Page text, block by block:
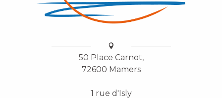
50 Place Carnot,
72600 Mamers
1 rue d'Isly